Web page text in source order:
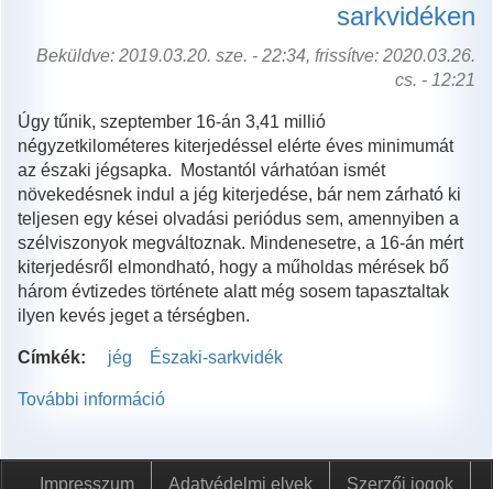
sarkvidéken
Beküldve: 2019.03.20. sze. - 22:34, frissítve: 2020.03.26.
cs. - 12:21
Úgy tűnik, szeptember 16-án 3,41 millió
négyzetkilométeres kiterjedéssel elérte éves minimumát
az északi jégsapka. Mostantól várhatóan ismét
növekedésnek indul a jég kiterjedése, bár nem zárható ki
teljesen egy kései olvadási periódus sem, amennyiben a
szélviszonyok megváltoznak. Mindenesetre, a 16-án mért
kiterjedésről elmondható, hogy a műholdas mérések bő
három évtizedes története alatt még sosem tapasztaltak
ilyen kevés jeget a térségben.
Címkék: jég Északi-sarkvidék
További információ
Impresszum Adatvédelmi elvek Szerzői jogok